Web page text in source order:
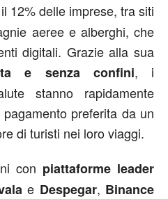
12% delle imprese, tra siti
aeree e alberghi, che
digitali. Grazie alla sua
e senza confini, i
stanno rapidamente
preferita da un
di turisti nei loro viaggi.
con piattaforme leader
e Despegar, Binance